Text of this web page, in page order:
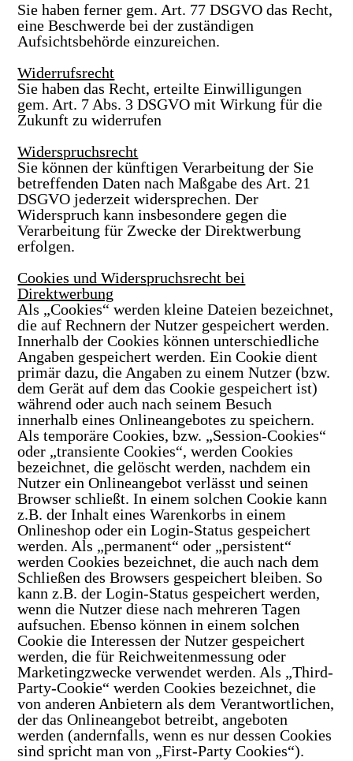
Sie haben ferner gem. Art. 77 DSGVO das Recht,
eine Beschwerde bei der zuständigen
Aufsichtsbehörde einzureichen.
Widerrufsrecht
Sie haben das Recht, erteilte Einwilligungen
gem. Art. 7 Abs. 3 DSGVO mit Wirkung für die
Zukunft zu widerrufen
Widerspruchsrecht
Sie können der künftigen Verarbeitung der Sie
betreffenden Daten nach Maßgabe des Art. 21
DSGVO jederzeit widersprechen. Der
Widerspruch kann insbesondere gegen die
Verarbeitung für Zwecke der Direktwerbung
erfolgen.
Cookies und Widerspruchsrecht bei
Direktwerbung
Als „Cookies“ werden kleine Dateien bezeichnet,
die auf Rechnern der Nutzer gespeichert werden.
Innerhalb der Cookies können unterschiedliche
Angaben gespeichert werden. Ein Cookie dient
primär dazu, die Angaben zu einem Nutzer (bzw.
dem Gerät auf dem das Cookie gespeichert ist)
während oder auch nach seinem Besuch
innerhalb eines Onlineangebotes zu speichern.
Als temporäre Cookies, bzw. „Session-Cookies“
oder „transiente Cookies“, werden Cookies
bezeichnet, die gelöscht werden, nachdem ein
Nutzer ein Onlineangebot verlässt und seinen
Browser schließt. In einem solchen Cookie kann
z.B. der Inhalt eines Warenkorbs in einem
Onlineshop oder ein Login-Status gespeichert
werden. Als „permanent“ oder „persistent“
werden Cookies bezeichnet, die auch nach dem
Schließen des Browsers gespeichert bleiben. So
kann z.B. der Login-Status gespeichert werden,
wenn die Nutzer diese nach mehreren Tagen
aufsuchen. Ebenso können in einem solchen
Cookie die Interessen der Nutzer gespeichert
werden, die für Reichweitenmessung oder
Marketingzwecke verwendet werden. Als „Third-
Party-Cookie“ werden Cookies bezeichnet, die
von anderen Anbietern als dem Verantwortlichen,
der das Onlineangebot betreibt, angeboten
werden (andernfalls, wenn es nur dessen Cookies
sind spricht man von „First-Party Cookies“).